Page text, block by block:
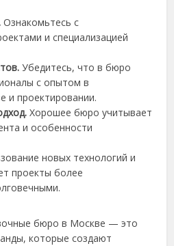
Ознакомьтесь с
и специализацией
Убедитесь, что в бюро
с опытом в
и проектировании.
Хорошее бюро учитывает
и особенности
новых технологий и
проекты более
бюро в Москве — это
которые создают